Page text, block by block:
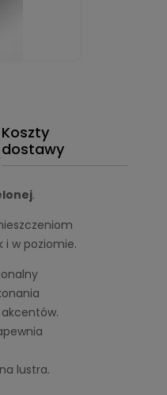
Koszty
dostawy
.
i w poziomie.
lustra.